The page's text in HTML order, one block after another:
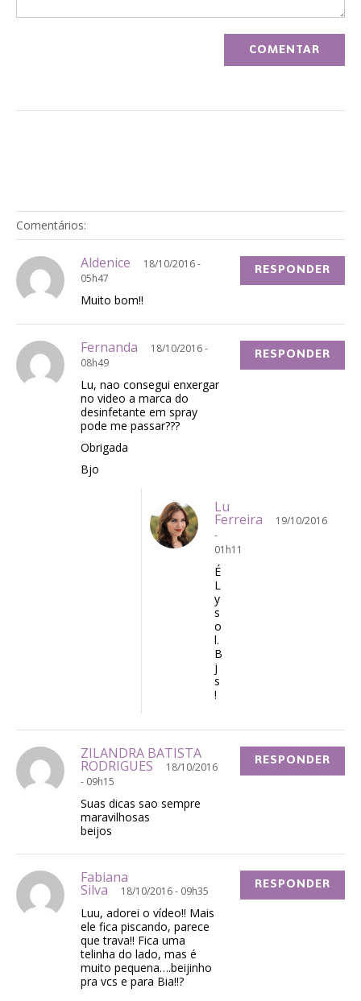
Comentários:
Aldenice
18/10/2016 -
05h47
Muito bom!!
RESPONDER
Fernanda
18/10/2016 -
08h49
Lu, nao consegui enxergar
no video a marca do
desinfetante em spray
pode me passar???
Obrigada
Bjo
RESPONDER
Lu
Ferreira
19/10/2016
-
01h11
É
L
y
s
o
l.
B
j
s
!
ZILANDRA BATISTA
RODRIGUES
18/10/2016
- 09h15
Suas dicas sao sempre
maravilhosas
beijos
RESPONDER
Fabiana
Silva 18/10/2016 - 09h35
Luu, adorei o vídeo!! Mais
ele fica piscando, parece
que trava!! Fica uma
telinha do lado, mas é
muito pequena….beijinho
pra vcs e para Bia!!?
RESPONDER